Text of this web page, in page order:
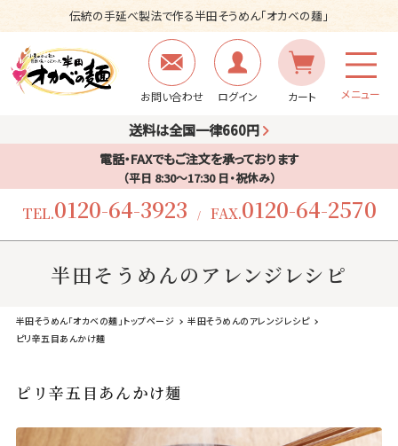
伝統の手延べ製法で作る半田そうめん「オカベの麺」
お問い合わせ ログイン カート メニュー
送料は全国一律660円
電話・FAXでもご注文を承っております
（平日 8:30〜17:30 日・祝休み）
TEL.0120-64-3923 / FAX.0120-64-2570
半田そうめんのアレンジレシピ
半田そうめん「オカベの麺」トップページ
半田そうめんのアレンジレシピ
ピリ辛五目あんかけ麺
ピリ辛五目あんかけ麺